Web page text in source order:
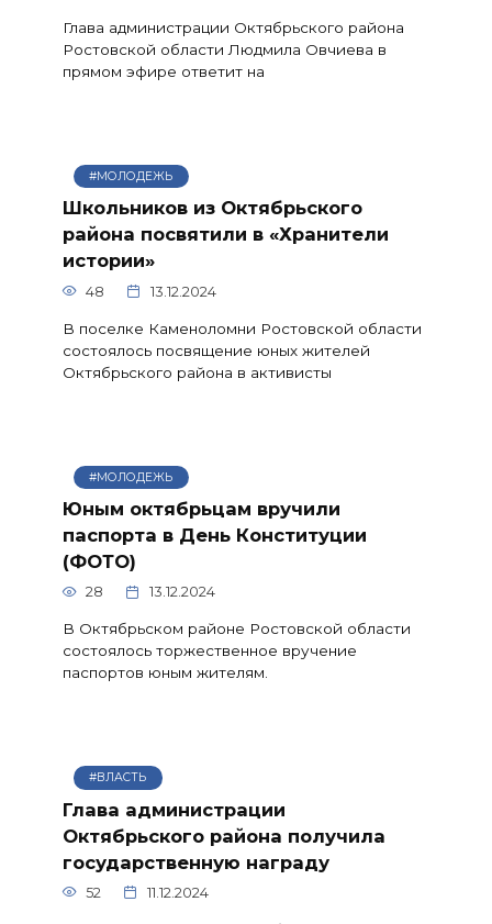
Глава администрации Октябрьского района
Ростовской области Людмила Овчиева в
прямом эфире ответит на
#МОЛОДЕЖЬ
Школьников из Октябрьского
района посвятили в «Хранители
истории»
48 13.12.2024
В поселке Каменоломни Ростовской области
состоялось посвящение юных жителей
Октябрьского района в активисты
#МОЛОДЕЖЬ
Юным октябрьцам вручили
паспорта в День Конституции
(ФОТО)
28 13.12.2024
В Октябрьском районе Ростовской области
состоялось торжественное вручение
паспортов юным жителям.
#ВЛАСТЬ
Глава администрации
Октябрьского района получила
государственную награду
52 11.12.2024